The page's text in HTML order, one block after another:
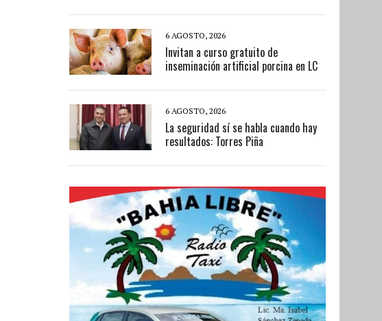
6 AGOSTO, 2026
Invitan a curso gratuito de
inseminación artificial porcina en LC
6 AGOSTO, 2026
La seguridad sí se habla cuando hay
resultados: Torres Piña